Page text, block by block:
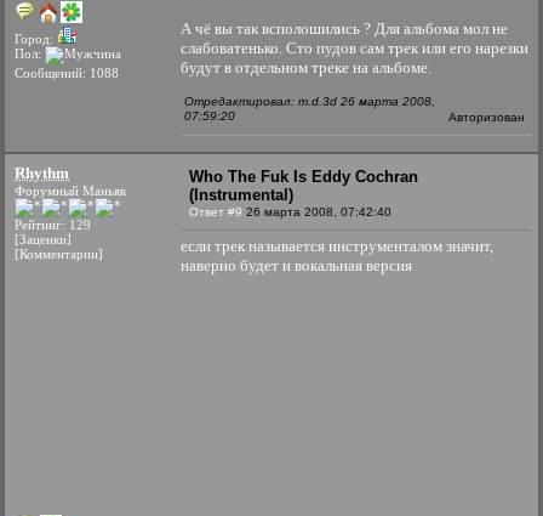
Город:
Пол:
Сообщений: 1088
А чё вы так всполошились ? Для альбома мол не
слабоватенько. Сто пудов сам трек или его нарезки
будут в отдельном треке на альбоме.
Отредактировал: m.d.3d 26 марта 2008,
07:59:20
Авторизован
Rhythm
Форумный Маньяк
Рейтинг: 129
[Заценки]
[Комментарии]
Who The Fuk Is Eddy Cochran
(Instrumental)
Ответ #9 26 марта 2008, 07:42:40
если трек называется инструменталом значит,
наверно будет и вокальная версия